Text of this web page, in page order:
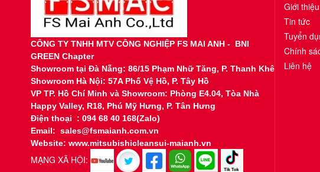
CÔNG TY TNHH MTV CÔNG NGHIỆP FS MAI ANH - BNI
GREEN Chapter
Showroom tạiĐà Nẵng: 86/15 Phạm Nhữ Tăng, P. Thanh Khê
Showroom Hà Nội: 57A Phố Vệ Hồ, P. Tây Hồ
VP TP. Hồ Chí Minh và Showroom: Phòng E4.04, Tòa Nhà
Happy Valley, R18, Phú Mỹ Hưng, P. Tân Hưng
Điện thoại : 094 68 40 168(Zalo)
Email: sales@fsmaianh.com.vn
Website: www.mitsubishicleansui-maianh.vn
MẠNG XÃ HỘI:
Giới thiệu
Tin tức
Tuyển
Chính
Liên hệ